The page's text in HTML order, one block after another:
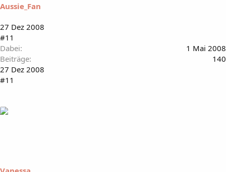
Aussie_Fan
27 Dez 2008
#11
Dabei
1 Mai 2008
Beiträge
140
27 Dez 2008
#11